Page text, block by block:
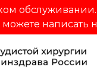
написать